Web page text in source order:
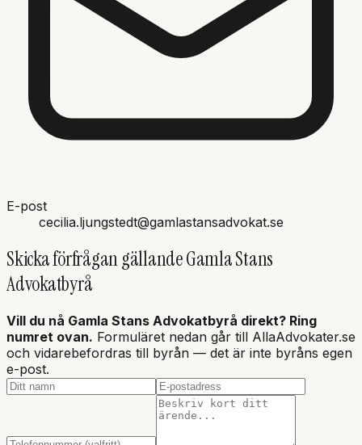
E-post
cecilia.ljungstedt@gamlastansadvokat.se
Skicka förfrågan gällandeGamla Stans
Advokatbyrå
Vill du nå Gamla Stans Advokatbyrå direkt? Ring
numret ovan. Formuläret nedan går till AllaAdvokater.se
och vidarebefordras till byrån — det är inte byråns egen
e-post.